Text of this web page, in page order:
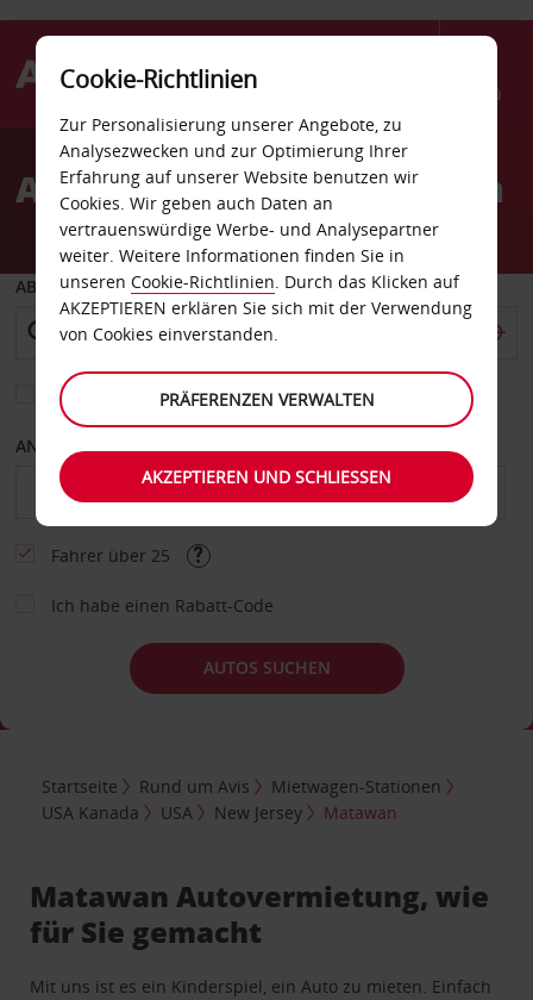
Menü
AvisAutovermietung Matawan
ABHOLEN VON
Eine andere Rückgabestation auswählen
ANFANGSDATUM
Fahrer über 25
Ich habe einen Rabatt-Code
AUTOS SUCHEN
Startseite Rund um Avis
Mietwagen-Stationen
USA Kanada
USA New Jersey Matawan
Matawan Autovermietung, wie
für Sie gemacht
Mit uns ist es ein Kinderspiel, ein Auto zu mieten. Einfach
Cookie-Richtlinien
Zur Personalisierung unserer Angebote, zu
Analysezwecken und zur Optimierung Ihrer
Erfahrung auf unserer Website benutzen wir
Cookies. Wir geben auch Daten an
vertrauenswürdige Werbe- und Analysepartner
weiter. Weitere Informationen finden Sie in
unseren Cookie-Richtlinien. Durch das Klicken auf
AKZEPTIEREN erklären Sie sich mit der Verwendung
von Cookies einverstanden.
PRÄFERENZEN VERWALTEN
AKZEPTIEREN UND SCHLIESSEN